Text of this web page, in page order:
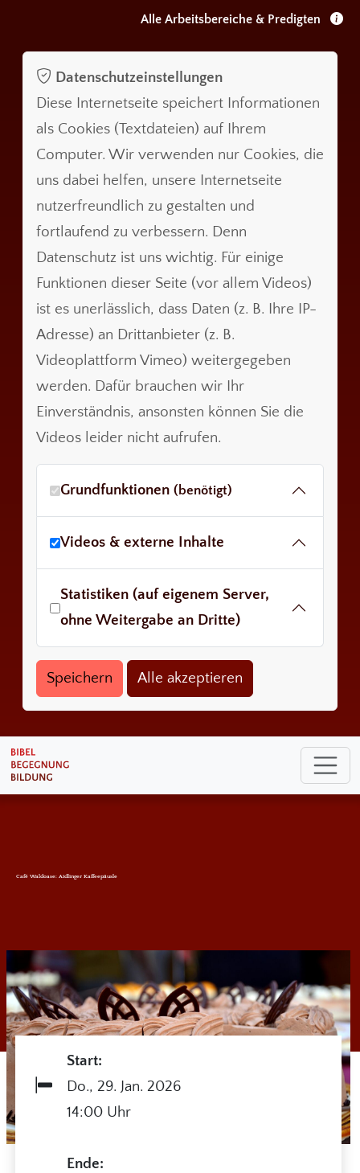
Alle Arbeitsbereiche & Predigten
Datenschutzeinstellungen
Diese Internetseite speichert Informationen
als Cookies (Textdateien) auf Ihrem
Computer. Wir verwenden nur Cookies, die
uns dabei helfen, unsere Internetseite
nutzerfreundlich zu gestalten und
fortlaufend zu verbessern. Denn
Datenschutz ist uns wichtig. Für einige
Funktionen dieser Seite (vor allem Videos)
ist es unerlässlich, dass Daten (z. B. Ihre IP-
Adresse) an Drittanbieter (z. B.
Videoplattform Vimeo) weitergegeben
werden. Dafür brauchen wir Ihr
Einverständnis, ansonsten können Sie die
Videos leider nicht aufrufen.
Grundfunktionen (benötigt)
Videos & externe Inhalte
Statistiken (auf eigenem Server,
ohne Weitergabe an Dritte)
Café Waldoase: Aidlinger Kaffeepäusle
Start:
Do., 29. Jan. 2026
14:00 Uhr
Ende: